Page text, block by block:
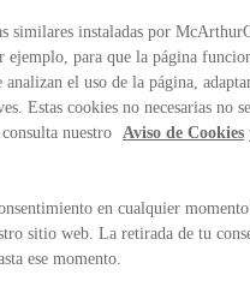
similares instaladas por
ejemplo, para que la página
el uso de la página,
Estas cookies no necesarias no
nuestro Aviso de Cookies
en cualquier
sitio web. La retirada de tu
ese momento.